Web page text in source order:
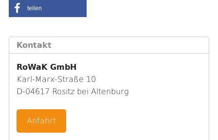
teilen
Kontakt
RoWaK GmbH
Karl-Marx-Straße 10
D-04617 Rositz bei Altenburg
Anfahrt